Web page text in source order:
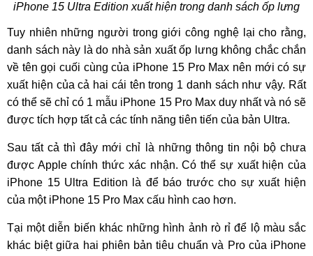
iPhone 15 Ultra Edition xuất hiện trong danh sách ốp lưng
Tuy nhiên những người trong giới công nghệ lại cho rằng,
danh sách này là do nhà sản xuất ốp lưng không chắc chắn
về tên gọi cuối cùng của iPhone 15 Pro Max nên mới có sự
xuất hiện của cả hai cái tên trong 1 danh sách như vậy. Rất
có thể sẽ chỉ có 1 mẫu iPhone 15 Pro Max duy nhất và nó sẽ
được tích hợp tất cả các tính năng tiên tiến của bản Ultra.
Sau tất cả thì đây mới chỉ là những thông tin nội bộ chưa
được Apple chính thức xác nhận. Có thể sự xuất hiện của
iPhone 15 Ultra Edition là để báo trước cho sự xuất hiện
của một iPhone 15 Pro Max cấu hình cao hơn.
Tại một diễn biến khác những hình ảnh rò rỉ để lộ màu sắc
khác biệt giữa hai phiên bản tiêu chuẩn và Pro của iPhone